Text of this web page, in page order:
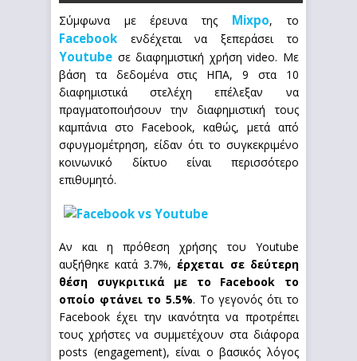
Σύμφωνα με έρευνα της Mixpo, το
Facebook ενδέχεται να ξεπεράσει το
Youtube σε διαφημιστική χρήση video. Με
βάση τα δεδομένα στις ΗΠΑ, 9 στα 10
διαφημιστικά στελέχη επέλεξαν να
πραγματοποιήσουν την διαφημιστική τους
καμπάνια στο Facebook, καθώς, μετά από
σφυγμομέτρηση, είδαν ότι το συγκεκριμένο
κοινωνικό δίκτυο είναι περισσότερο
επιθυμητό.
Αν και η πρόθεση χρήσης του Youtube
αυξήθηκε κατά 3.7%,έρχεται σε δεύτερη
θέση συγκριτικά με το Facebook το
οποίο φτάνει το 5.5%. Το γεγονός ότι το
Facebook έχει την ικανότητα να προτρέπει
τους χρήστες να συμμετέχουν στα διάφορα
posts (engagement), είναι ο βασικός λόγος